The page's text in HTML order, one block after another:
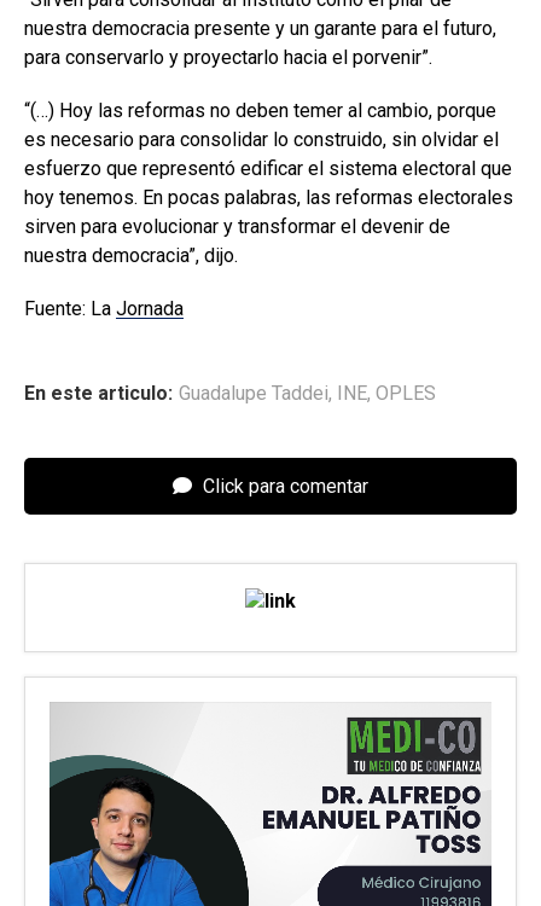
nuestra democracia presente y un garante para el futuro,
para conservarlo y proyectarlo hacia el porvenir”.
“(…) Hoy las reformas no deben temer al cambio, porque
es necesario para consolidar lo construido, sin olvidar el
esfuerzo que representó edificar el sistema electoral que
hoy tenemos. En pocas palabras, las reformas electorales
sirven para evolucionar y transformar el devenir de
nuestra democracia”, dijo.
Fuente: La Jornada
En este articulo: Guadalupe Taddei, INE, OPLES
Click para comentar